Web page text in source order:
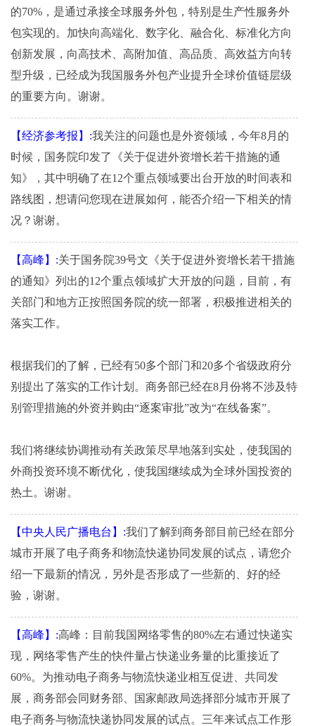
的70%，是通过承接全球服务外包，特别是生产性服务外
包实现的。加快向高端化、数字化、融合化、标准化方向
创新发展，向高技术、高附加值、高品质、高效益方向转
型升级，已经成为我国服务外包产业提升全球价值链层级
的重要方向。谢谢。
【经济参考报】:我关注的问题也是外资领域，今年8月的
时候，国务院印发了《关于促进外资增长若干措施的通
知》，其中明确了在12个重点领域要出台开放的时间表和
路线图，想请问您现在进展如何，能否介绍一下相关的情
况？谢谢。
【高峰】:关于国务院39号文《关于促进外资增长若干措施
的通知》列出的12个重点领域扩大开放的问题，目前，有
关部门和地方正按照国务院的统一部署，积极推进相关的
落实工作。
根据我们的了解，已经有50多个部门和20多个省级政府分
别提出了落实的工作计划。商务部已经在8月份将不涉及特
别管理措施的外资并购由“逐案审批”改为“在线备案”。
我们将继续协调推动有关政策尽早地落到实处，使我国的
外商投资环境不断优化，使我国继续成为全球外国投资的
热土。谢谢。
【中央人民广播电台】:我们了解到商务部目前已经在部分
城市开展了电子商务和物流快递协同发展的试点，请您介
绍一下最新的情况，另外是否形成了一些新的、好的经
验，谢谢。
【高峰】:高峰：目前我国网络零售的80%左右通过快递实
现，网络零售产生的快件量占快递业务量的比重接近了
60%。为推动电子商务与物流快递业相互促进、共同发
展，商务部会同财务部、国家邮政局选择部分城市开展了
电子商务与物流快递协同发展的试点。三年来试点工作形